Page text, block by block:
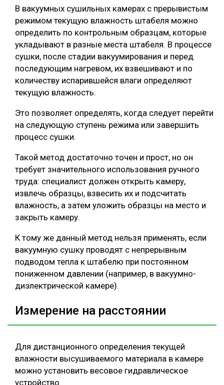
В вакуумных сушильных камерах с прерывистым
режимом текущую влажность штабеля можно
определить по контрольным образцам, которые
укладывают в разные места штабеля. В процессе
сушки, после стадии вакуумирования и перед
последующим нагревом, их взвешивают и по
количеству испарившейся влаги определяют
текущую влажность.
Это позволяет определять, когда следует перейти
на следующую ступень режима или завершить
процесс сушки.
Такой метод достаточно точен и прост, но он
требует значительного использования ручного
труда: специалист должен открыть камеру,
извлечь образцы, взвесить их и подсчитать
влажность, а затем уложить образцы на место и
закрыть камеру.
К тому же данный метод нельзя применять, если
вакуумную сушку проводят с непрерывным
подводом тепла к штабелю при постоянном
пониженном давлении (например, в вакуумно-
диэлектрической камере).
Измерение на расстоянии
Для дистанционного определения текущей
влажности высушиваемого материала в камере
можно установить весовое гидравлическое
устройство.